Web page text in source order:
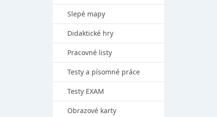
Slepé mapy
Didaktické hry
Pracovné listy
Testy a písomné práce
Testy EXAM
Obrazové karty